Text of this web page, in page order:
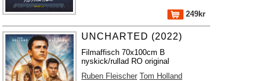
249kr
UNCHARTED (2022)
Filmaffisch 70x100cm B
nyskick/rullad RO original
Ruben Fleischer Tom Holland